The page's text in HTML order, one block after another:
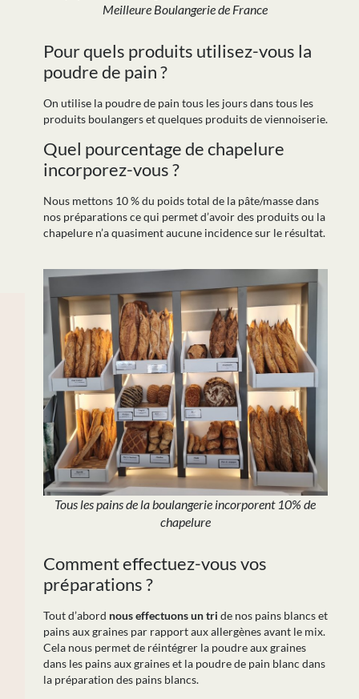
Meilleure Boulangerie de France
Pour quels produits utilisez-vous la
poudre de pain ?
On utilise la poudre de pain tous les jours dans tous les
produits boulangers et quelques produits de viennoiserie.
Quel pourcentage de chapelure
incorporez-vous ?
Nous mettons 10 % du poids total de la pâte/masse dans
nos préparations ce qui permet d’avoir des produits ou la
chapelure n’a quasiment aucune incidence sur le résultat.
Tous les pains de la boulangerie incorporent 10% de
chapelure
Comment effectuez-vous vos
préparations ?
Tout d’abord nous effectuons un tri de nos pains blancs et
pains aux graines par rapport aux allergènes avant le mix.
Cela nous permet de réintégrer la poudre aux graines
dans les pains aux graines et la poudre de pain blanc dans
la préparation des pains blancs.